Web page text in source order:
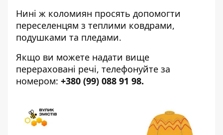
Нині ж коломиян просять допомогти
переселенцям з теплими ковдрами,
подушками та пледами.
Якщо ви можете надати вище
перераховані речі, телефонуйте за
номером: +380 (99) 088 91 98.